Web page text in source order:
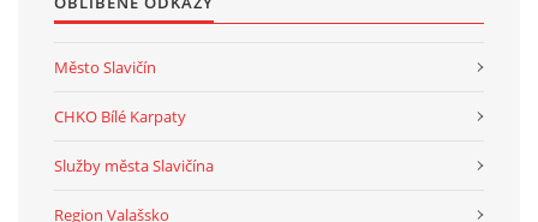
Město Slavičín
CHKO Bílé Karpaty
Služby města Slavičína
Region Valašsko